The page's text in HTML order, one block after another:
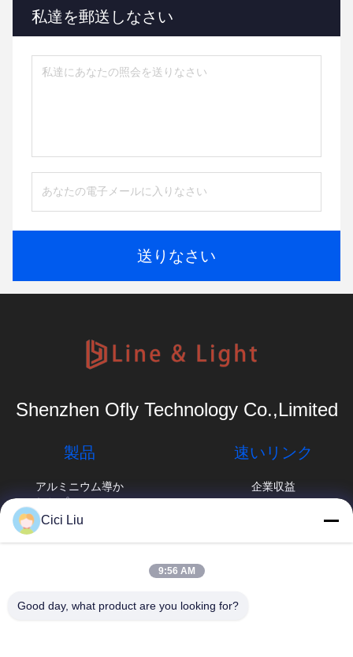
私達を郵送しなさい
送りなさい
Shenzhen Ofly Technology Co.,Limited
製品
アルミニウム導か
れたプロフィール
表面の取付けられ
のプロフィール
28227709
速いリンク
企業収益
Cici Liu
9:56 AM
Good day, what product are you looking for?